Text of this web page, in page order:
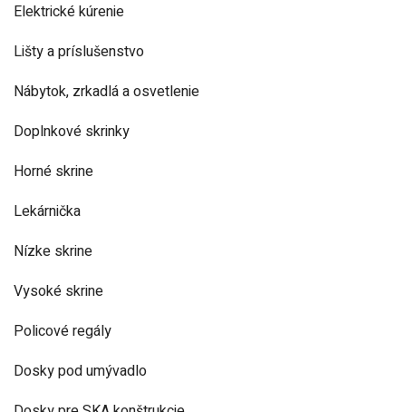
Elektrické kúrenie
Lišty a príslušenstvo
Nábytok, zrkadlá a osvetlenie
Doplnkové skrinky
Horné skrine
Lekárnička
Nízke skrine
Vysoké skrine
Policové regály
Dosky pod umývadlo